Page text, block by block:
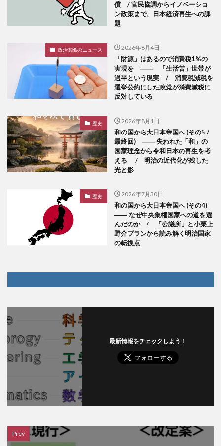
償 / 官民協調からイノベーショ
ン政策まで、日本経済再生への課
題
政治関係のニュース 2026年8月4日
「財源」はあるので消費税1%の
実現を ―― 「生活苦」世帯が
過半という現実 / 消費税減税を
選挙公約にした政党が消費減税に
反対している
歴史 2026年8月1日
和の国から大日本帝国へ (その5 /
最終回) ―― 失われた「和」の
国家理念から令和日本の再生を考
える / 明治の近代化が残した
光と影
歴史 2026年7月30日
和の国から大日本帝国へ (その4)
―― なぜ中央集権国家への道を選
んだのか / 「公議所」と小栗上
野介プランから読み解く明治国家
の転換点
最新情報をチェックしよう！
Prev